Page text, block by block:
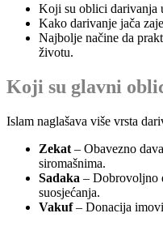
Koji su oblici darivanja
Kako darivanje jača
Najbolje načine da
životu.
Koji su glavni
Islam naglašava više vrsta
Zekat – Obavezno
siromašnima.
Sadaka – Dobrovoljno
suosjećanja.
Vakuf– Donacija